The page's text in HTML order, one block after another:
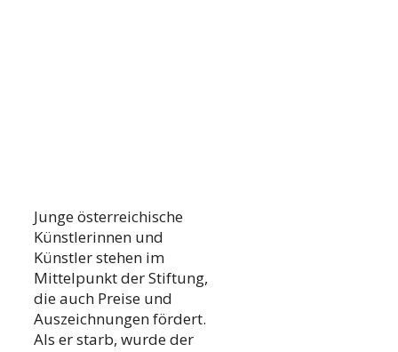
Junge österreichische
Künstlerinnen und
Künstler stehen im
Mittelpunkt der Stiftung,
die auch Preise und
Auszeichnungen fördert.
Als er starb, wurde der